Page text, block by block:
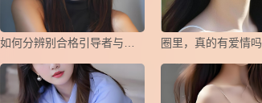
圈里，真的有爱情吗